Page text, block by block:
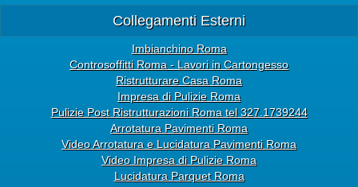
Collegamenti Esterni
Imbianchino Roma
Controsoffitti Roma - Lavori in Cartongesso
Ristrutturare Casa Roma
Impresa di Pulizie Roma
Pulizie Post Ristrutturazioni Roma tel 327.1739244
Arrotatura Pavimenti Roma
Video Arrotatura e Lucidatura Pavimenti Roma
Video Impresa di Pulizie Roma
Lucidatura Parquet Roma